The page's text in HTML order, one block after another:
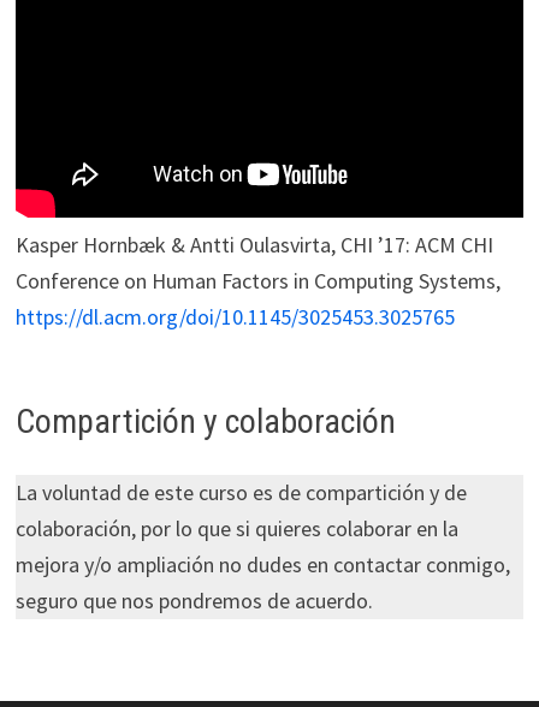
Kasper Hornbæk & Antti Oulasvirta, CHI ’17: ACM CHI
Conference on Human Factors in Computing Systems,
https://dl.acm.org/doi/10.1145/3025453.3025765
Compartición y colaboración
La voluntad de este curso es de compartición y de
colaboración, por lo que si quieres colaborar en la
mejora y/o ampliación no dudes en contactar conmigo,
seguro que nos pondremos de acuerdo.